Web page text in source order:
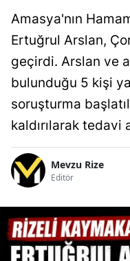
Amasya'nın
Ertuğrul Arslan,
geçirdi. Arslan ve
bulunduğu 5 kişi
soruşturma
kaldırılarak tedavi
Mevzu Rize
Editör